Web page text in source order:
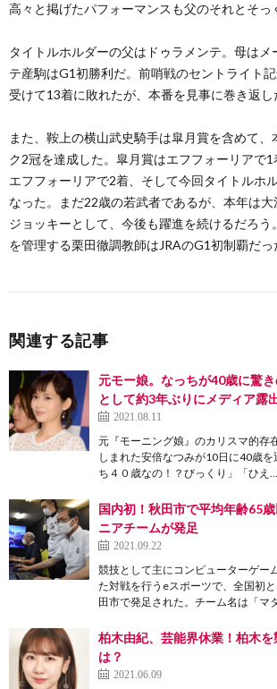
高々と掲げたパフォーマンスも父のそれとそっ
タイトルホルダーの父はドゥラメンテ。母はメ
テ産駒はG1初勝利だ。前哨戦のセントライト
受けて13着に敗れたが、本番を見事に巻き返し
また、鞍上の横山武史騎手は皐月賞を含めて、
ク2冠を達成した。皐月賞はエフフォーリアで
エフフォーリアで2着、そして今回タイトルホ
なった。まだ22歳の若武者であるが、本年は
ジョッキーとして、今後も躍進を続けるだろう
を管理する栗田徹調教師はJRAのG1初制覇だっ
関連する記事
元モー娘。なっちが40歳に驚
として約3年ぶりにメディア露
2021.08.11
元『モーニング娘』のカリスマ的存
しまれた安倍なつみが10日に40歳
ち４０歳なの！？びっくり」「ひえ
国内初！秋田市で平均年齢65
ニアチームが発足
2021.09.22
競技として主にコンピューターゲー
た対戦を行うeスポーツで、全国初
田市で発足された。チーム名は「マ
柏木由紀、芸能界休業！柏木を
は？
2021.06.09